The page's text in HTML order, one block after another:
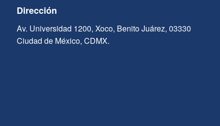
Dirección
Av. Universidad 1200, Xoco, Benito Juárez, 03330
Ciudad de México, CDMX.